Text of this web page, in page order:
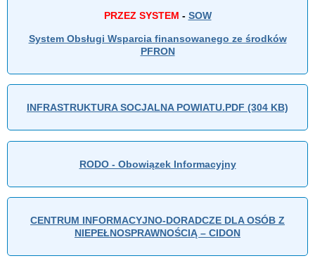
PRZEZ SYSTEM - SOW
System Obsługi Wsparcia finansowanego ze środków
PFRON
INFRASTRUKTURA SOCJALNA POWIATU.PDF (304 KB)
RODO - Obowiązek Informacyjny
CENTRUM INFORMACYJNO-DORADCZE DLA OSÓB Z
NIEPEŁNOSPRAWNOŚCIĄ – CIDON